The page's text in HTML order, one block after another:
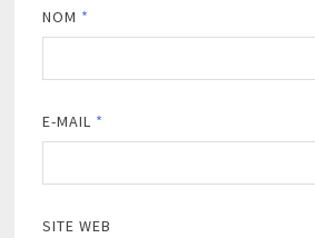
NOM *
E-MAIL *
SITE WEB